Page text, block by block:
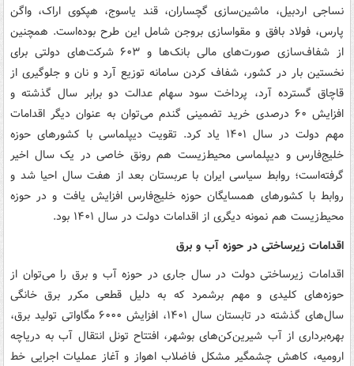
نساجی اردبیل، ماشین‌سازی گچساران، قند یاسوج، هپکوی اراک، واگن
پارس، فولاد بافق و مقواسازی بروجن شامل این طرح بوده‌است. همچنین
از شفاف‌سازی صورت‌های مالی بانک‌ها و ۶۰۳ شرکت‌های دولتی برای
نخستین بار در کشور، شفاف کردن سامانه توزیع آرد و نان و جلوگیری از
قاچاق گسترده آرد، پرداخت سود سهام عدالت دو برابر سال گذشته و
افزایش ۶۰ درصدی خرید تضمینی گندم می‌توان به عنوان دیگر اقدامات
مهم دولت در سال ۱۴۰۱ یاد کرد. تقویت دیپلماسی با کشورهای حوزه
خلیج‌فارس و دیپلماسی محیط‌زیست هم رونق خاصی در یک سال اخیر
گرفته‌است؛ روابط سیاسی ایران با عربستان بعد از هفت سال احیا شد و
روابط با کشورهای همسایگان حوزه خلیج‌فارس افزایش یافت و در حوزه
محیط‌زیست هم نمونه دیگری از اقدامات دولت در سال ۱۴۰۱ بود.
اقدامات زیرساختی در حوزه آب و برق
اقدامات زیرساختی دولت در سال جاری در حوزه آب و برق را می‌توان از
حوزه‌های کلیدی و مهم برشمرد که به دلیل قطعی مکرر برق خانگی
سال‌های گذشته در تابستان سال ۱۴۰۱، افزایش ۶۰۰۰ مگاواتی تولید برق،
بهره‌برداری از آب شیرین‌کن‌های بوشهر، افتتاح تونل انتقال آب به دریاچه
ارومیه، کاهش چشمگیر مشکل فاضلاب اهواز و آغاز عملیات اجرایی خط